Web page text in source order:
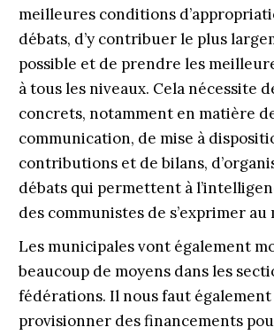
meilleures conditions
débats, d’y contribuer le plus
possible et de prendre les
à tous les niveaux. Cela nécessite
concrets, notamment en matière
communication, de mise à
contributions et de bilans,
débats qui permettent à
des communistes de s’exprimer au
Les municipales vont également
beaucoup de moyens dans les
fédérations. Il nous faut également
provisionner des financements